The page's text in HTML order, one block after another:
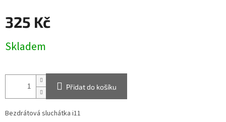
325 Kč
cena:
Skladem
Přidat do košíku
Bezdrátová sluchátka i11